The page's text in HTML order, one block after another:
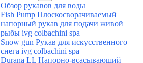
Обзор рукавов для воды
Fish Pump Плоскосворачиваемый
напорный рукав для подачи живой
рыбы ivg colbachini spa
Snow gun Рукав для искусственного
снега ivg colbachini spa
Durana LL Напорно-всасывающий